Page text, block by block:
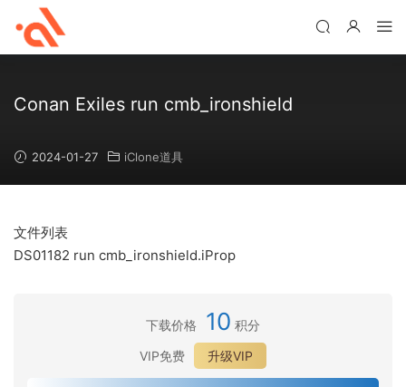
Conan Exiles run cmb_ironshield
2024-01-27 iClone道具
文件列表
DS01182 run cmb_ironshield.iProp
下载价格 10 积分
VIP免费
升级VIP